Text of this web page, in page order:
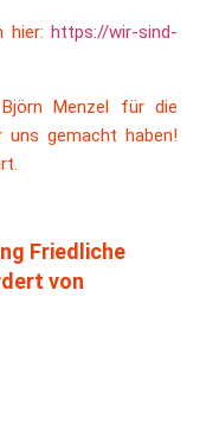
hier: https://wir-sind-
Menzel für die
gemacht haben!
Friedliche
von